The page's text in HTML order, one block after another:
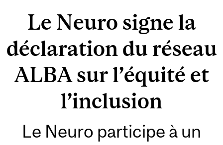
Le Neuro signe la
déclaration du réseau
ALBA sur l’équité et
l’inclusion
Le Neuro participe à un